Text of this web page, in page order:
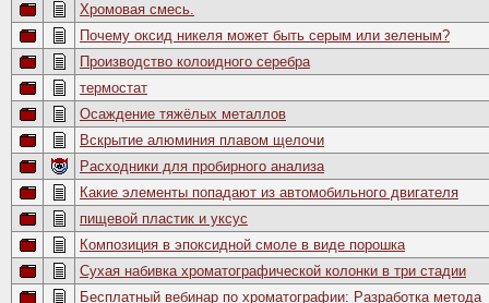
Хромовая смесь.
Почему оксид никеля может быть серым или зеленым?
Производство колоидного серебра
термостат
Осаждение тяжёлых металлов
Вскрытие алюминия плавом щелочи
Расходники для пробирного анализа
Какие элементы попадают из автомобильного двигателя
пищевой пластик и уксус
Композиция в эпоксидной смоле в виде порошка
Сухая набивка хроматографической колонки в три стадии
Бесплатный вебинар по хроматографии: Разработка метода